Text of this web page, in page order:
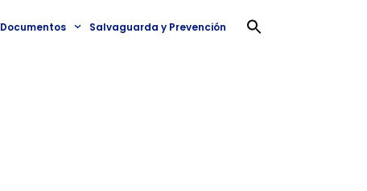
Documentos Salvaguarda y Prevención